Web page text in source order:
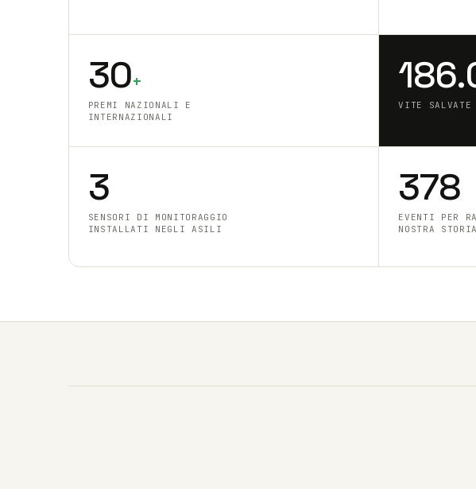
30+
PREMI NAZIONALI E
INTERNAZIONALI
VITE SALVATE
3
SENSORI DI MONITORAGGIO
INSTALLATI NEGLI ASILI
378
EVENTI PER
NOSTRA STORIA